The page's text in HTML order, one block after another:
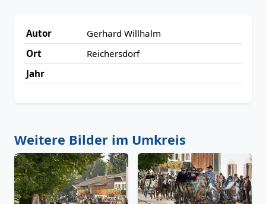
Autor
Gerhard Willhalm
Ort
Reichersdorf
Jahr
Weitere Bilder im Umkreis